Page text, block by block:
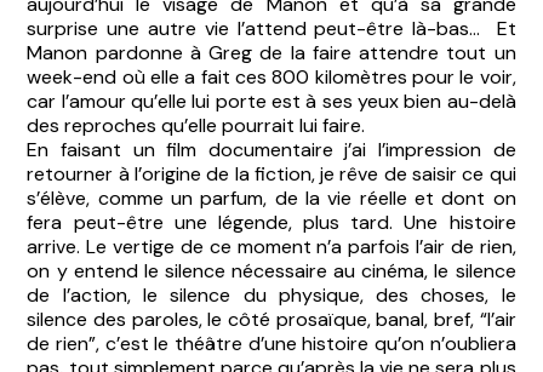
surprise une autre vie l’attend peut-être là-bas... Et
Manon pardonne à Greg de la faire attendre tout un
week-end où elle a fait ces 800 kilomètres pour le voir,
car l’amour qu’elle lui porte est à ses yeux bien au-delà
des reproches qu’elle pourrait lui faire.
En faisant un film documentaire j’ai l’impression de
retourner à l’origine de la fiction, je rêve de saisir ce qui
s’élève, comme un parfum, de la vie réelle et dont on
fera peut-être une légende, plus tard. Une histoire
arrive. Le vertige de ce moment n’a parfois l’air de rien,
on y entend le silence nécessaire au cinéma, le silence
de l’action, le silence du physique, des choses, le
silence des paroles, le côté prosaïque, banal, bref, “l’air
de rien”, c’est le théâtre d’une histoire qu’on n’oubliera